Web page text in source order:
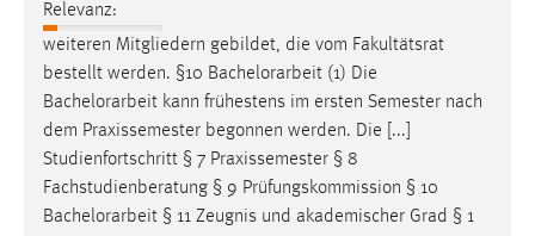
Relevanz:
weiteren Mitgliedern gebildet, die vom Fakultätsrat
bestellt werden. §10 Bachelorarbeit (1) Die
Bachelorarbeit kann frühestens im ersten Semester nach
dem Praxissemester begonnen werden. Die [...]
Studienfortschritt § 7 Praxissemester § 8
Fachstudienberatung § 9 Prüfungskommission § 10
Bachelorarbeit § 11 Zeugnis und akademischer Grad § 1
Google Ads
Name:
_gcl_au
Anbieter:
Google Ireland Limited